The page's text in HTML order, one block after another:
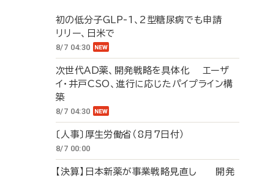
初の低分子GLP-1、2型糖尿病でも申請
リリー、日米で
8/7 04:30
次世代AD薬、開発戦略を具体化 エーザ
イ・井戸CSO、進行に応じたパイプライン構
築
8/7 04:30
〔人事〕厚生労働省（8月7日付）
8/7 00:00
【決算】日本新薬が事業戦略見直し 開発